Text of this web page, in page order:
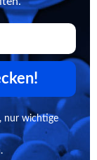
nur wichtige